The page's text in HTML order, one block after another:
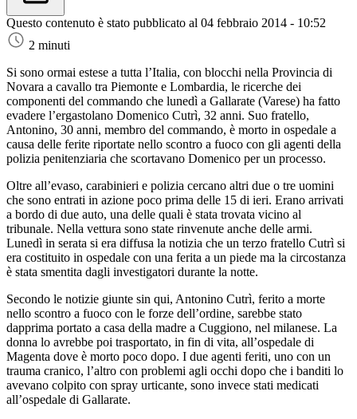
Questo contenuto è stato pubblicato al 04 febbraio 2014 - 10:52
2 minuti
Si sono ormai estese a tutta l’Italia, con blocchi nella Provincia di
Novara a cavallo tra Piemonte e Lombardia, le ricerche dei
componenti del commando che lunedì a Gallarate (Varese) ha fatto
evadere l’ergastolano Domenico Cutrì, 32 anni. Suo fratello,
Antonino, 30 anni, membro del commando, è morto in ospedale a
causa delle ferite riportate nello scontro a fuoco con gli agenti della
polizia penitenziaria che scortavano Domenico per un processo.
Oltre all’evaso, carabinieri e polizia cercano altri due o tre uomini
che sono entrati in azione poco prima delle 15 di ieri. Erano arrivati
a bordo di due auto, una delle quali è stata trovata vicino al
tribunale. Nella vettura sono state rinvenute anche delle armi.
Lunedì in serata si era diffusa la notizia che un terzo fratello Cutrì si
era costituito in ospedale con una ferita a un piede ma la circostanza
è stata smentita dagli investigatori durante la notte.
Secondo le notizie giunte sin qui, Antonino Cutrì, ferito a morte
nello scontro a fuoco con le forze dell’ordine, sarebbe stato
dapprima portato a casa della madre a Cuggiono, nel milanese. La
donna lo avrebbe poi trasportato, in fin di vita, all’ospedale di
Magenta dove è morto poco dopo. I due agenti feriti, uno con un
trauma cranico, l’altro con problemi agli occhi dopo che i banditi lo
avevano colpito con spray urticante, sono invece stati medicati
all’ospedale di Gallarate.